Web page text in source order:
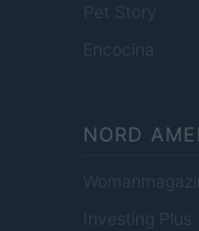
Pet Story
Encocina
NORD
Investing Plus